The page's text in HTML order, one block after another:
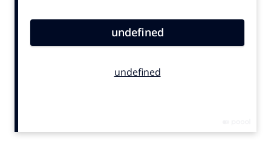
Carriere